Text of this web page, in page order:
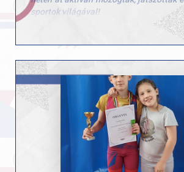
sportok világával!
Ezúttal is sok-sok kisgyerek töltötte
öröm volt látni, mennyi
hogy a gyerekek minél több
kipróbálhassanak, és ebben a
különböző sportággal találkozhattak!
Köszönjük minden edzőnek,
hogy hozzájárultak a hét sikeréhez és
gyerekeknek is, hogy ilyen lelkes